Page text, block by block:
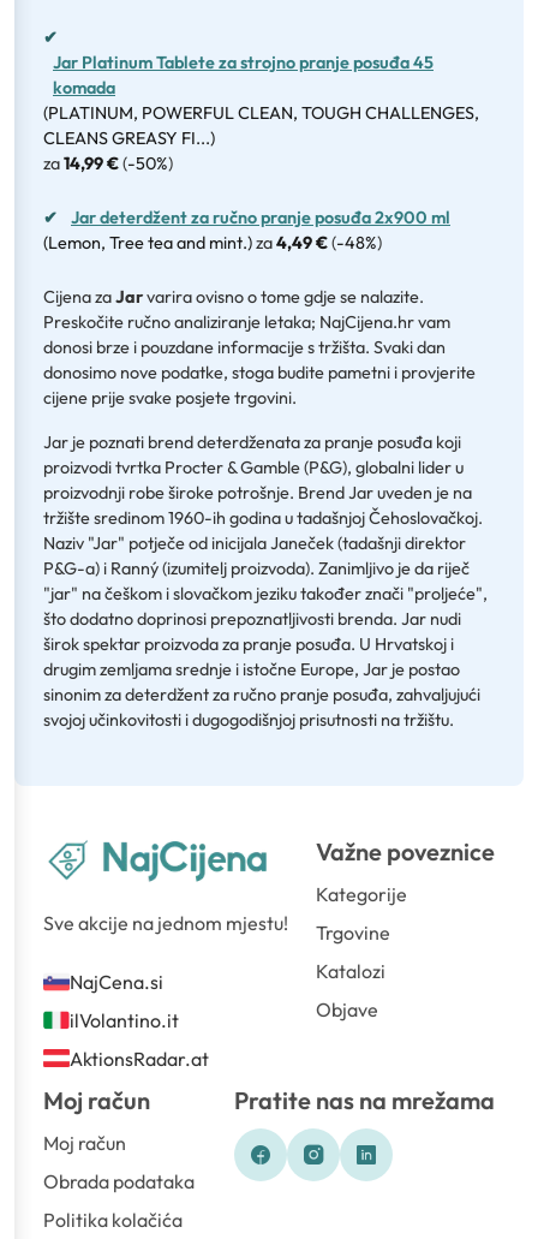
✔
Jar Platinum Tablete za strojno pranje posuđa 45
komada
(PLATINUM, POWERFUL CLEAN, TOUGH CHALLENGES,
CLEANS GREASY FI...)
za14,99 €(-50%)
✔
Jar deterdžent za ručno pranje posuđa 2x900 ml
(Lemon, Tree tea and mint.)za4,49 €(-48%)
Cijena zaJarvarira ovisno o tome gdje se nalazite.
Preskočite ručno analiziranje letaka; NajCijena.hr vam
donosi brze i pouzdane informacije s tržišta. Svaki dan
donosimo nove podatke, stoga budite pametni i provjerite
cijene prije svake posjete trgovini.
Jar je poznati brend deterdženata za pranje posuđa koji
proizvodi tvrtka Procter & Gamble (P&G), globalni lider u
proizvodnji robe široke potrošnje. Brend Jar uveden je na
tržište sredinom 1960-ih godina u tadašnjoj Čehoslovačkoj.
Naziv "Jar" potječe od inicijala Janeček (tadašnji direktor
P&G-a) i Ranný (izumitelj proizvoda). Zanimljivo je da riječ
"jar" na češkom i slovačkom jeziku također znači "proljeće",
što dodatno doprinosi prepoznatljivosti brenda. Jar nudi
širok spektar proizvoda za pranje posuđa. U Hrvatskoj i
drugim zemljama srednje i istočne Europe, Jar je postao
sinonim za deterdžent za ručno pranje posuđa, zahvaljujući
svojoj učinkovitosti i dugogodišnjoj prisutnosti na tržištu.
Sve akcije na jednom mjestu!
NajCena.si
ilVolantino.it
AktionsRadar.at
Važne poveznice
Kategorije
Trgovine
Katalozi
Objave
Moj račun
Moj račun
Obrada podataka
Politika kolačića
Pratite nas na mrežama